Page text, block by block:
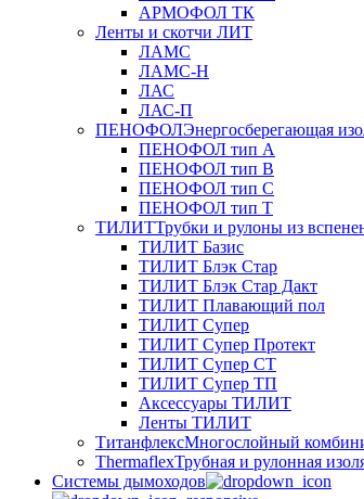
АРМОФОЛ ТК
Ленты и скотчи ЛИТ
ЛАМС
ЛАМС-Н
ЛАС
ЛАС-П
ПЕНОФОЛЭнергосберегающая
ПЕНОФОЛ тип А
ПЕНОФОЛ тип B
ПЕНОФОЛ тип C
ПЕНОФОЛ тип T
ТИЛИТТрубки и рулоны из
ТИЛИТ Базис
ТИЛИТ Блэк Стар
ТИЛИТ Блэк Стар Дакт
ТИЛИТ Плавающий пол
ТИЛИТ Супер
ТИЛИТ Супер Протект
ТИЛИТ Супер СТ
ТИЛИТ Супер ТП
Аксессуары ТИЛИТ
Ленты ТИЛИТ
ТитанфлексМногослойный
ThermaflexТрубная и рулонная
Cистемы дымоходов